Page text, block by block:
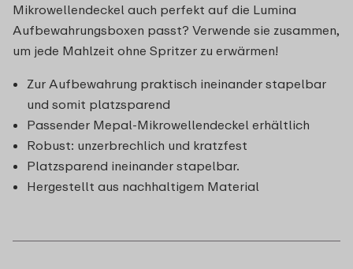
Mikrowellendeckel auch perfekt auf die Lumina
Aufbewahrungsboxen passt? Verwende sie zusammen,
um jede Mahlzeit ohne Spritzer zu erwärmen!
Zur Aufbewahrung praktisch ineinander stapelbar
und somit platzsparend
Passender Mepal-Mikrowellendeckel erhältlich
Robust: unzerbrechlich und kratzfest
Platzsparend ineinander stapelbar.
Hergestellt aus nachhaltigem Material